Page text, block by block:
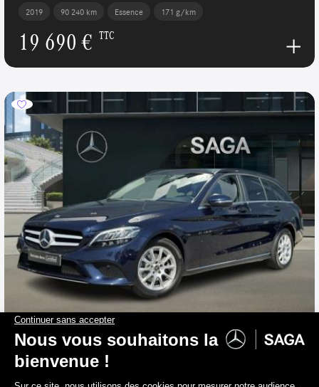
2019 90 240 km Essence 171 g/km
19 690 € TTC
MERCEDES-BENZ C 180
d Break Luxury Line Boite auto
2019 96 770 km Diesel 139 g/km